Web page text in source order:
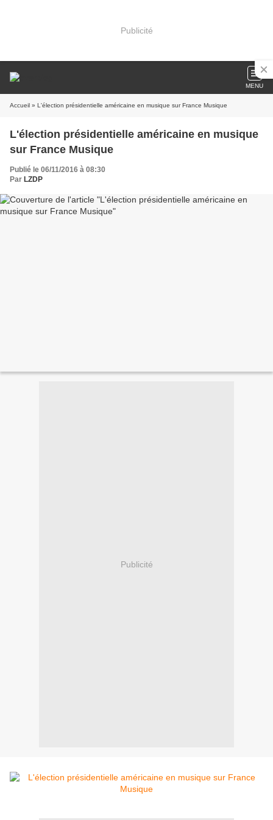
Publicité
MENU
Accueil » L'élection présidentielle américaine en musique sur France Musique
L'élection présidentielle américaine en musique
sur France Musique
Publié le 06/11/2016 à 08:30
Par LZDP
Publicité